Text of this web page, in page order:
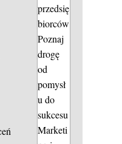
przedsię
biorców
Poznaj
drogę
od
pomysł
u do
sukcesu
Marketi